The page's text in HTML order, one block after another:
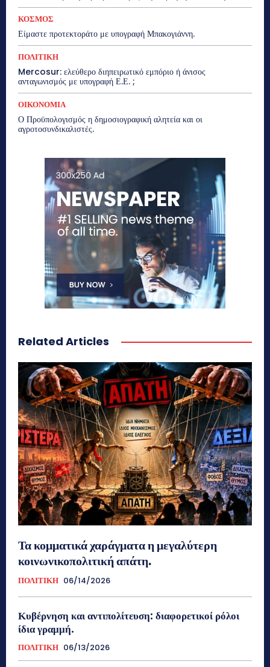
ΚΟΣΜΟΣ
Είμαστε προτεκτοράτο με υπογραφή Μπακογιάννη.
ΠΟΛΙΤΙΚΗ
Mercosur: ελεύθερο διηπειρωτικό εμπόριο ή άνισος
ανταγωνισμός με υπογραφή Ε.Ε. ;
ΟΙΚΟΝΟΜΙΑ
Ο Προϋπολογισμός η δημοσιογραφική αλητεία και οι
αγροτοσυνδικαλιστές.
Related Articles
Τα κομματικά χαράγματα η μεγαλύτερη
κοινωνικοπολιτική απάτη.
ΠΟΛΙΤΙΚΗ 06/14/2026
Κυβέρνηση και αντιπολίτευση: διαφορετικοί ρόλοι
ίδια γραμμή.
ΠΟΛΙΤΙΚΗ 06/13/2026